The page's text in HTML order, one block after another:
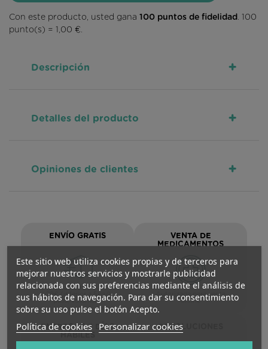
Este sitio web utiliza cookies propias y de terceros para
mejorar nuestros servicios y mostrarle publicidad
relacionada con sus preferencias mediante el análisis de
sus hábitos de navegación. Para dar su consentimiento
sobre su uso pulse el botón Acepto.
Política de cookies Personalizar cookies
Con este producto, usted gana 100 puntos de fidelidad .
100
punto(s) =
1,00 €.
Descripción +
Detalles del producto +
Opiniones de clientes +
ENVÍO GRATIS
Península >59€ / Asturias
>29€ (inferior a 5kg/L
peso/volumen)
VENTA DE
MEDICAMENTOS
Autorizada para venta
online
ENTREGA 1-3 DÍAS
HÁBILES
DEVOLUCIONES